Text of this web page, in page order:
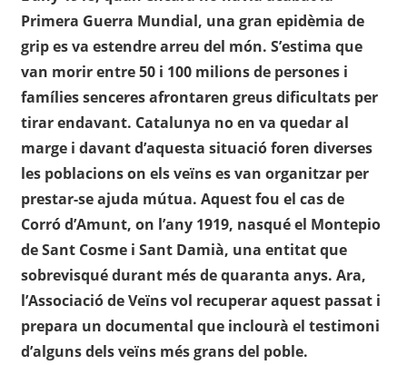
Primera Guerra Mundial, una gran epidèmia de
grip es va estendre arreu del món. S’estima que
van morir entre 50 i 100 milions de persones i
famílies senceres afrontaren greus dificultats per
tirar endavant. Catalunya no en va quedar al
marge i davant d’aquesta situació foren diverses
les poblacions on els veïns es van organitzar per
prestar-se ajuda mútua. Aquest fou el cas de
Corró d’Amunt, on l’any 1919, nasqué el Montepio
de Sant Cosme i Sant Damià, una entitat que
sobrevisqué durant més de quaranta anys. Ara,
l’Associació de Veïns vol recuperar aquest passat i
prepara un documental que inclourà el testimoni
d’alguns dels veïns més grans del poble.